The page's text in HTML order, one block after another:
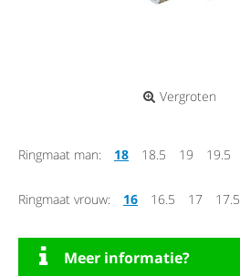
Vergroten
Ringmaat man: 18 18.5 19 19.5
Ringmaat vrouw: 16 16.5 17 17.5
Meer informatie?